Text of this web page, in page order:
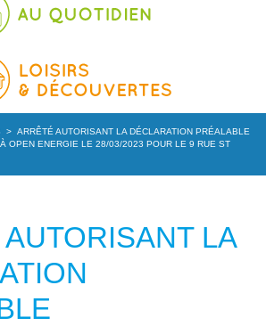
> ARRÊTÉ AUTORISANT LA DÉCLARATION PRÉALABLE
OPEN ENERGIE LE 28/03/2023 POUR LE 9 RUE ST
LA